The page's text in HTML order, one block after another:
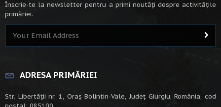
Înscrie-te la newsletter pentru a primi noutăți despre activitățile
primăriei.
ADRESA PRIMĂRIEI
Str. Libertății nr. 1, Oraș Bolintin-Vale, Județ Giurgiu, România, cod